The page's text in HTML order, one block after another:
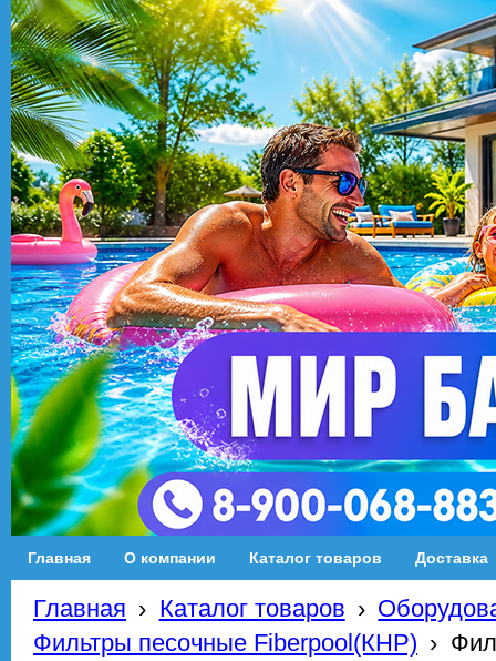
Главная О компании Каталог товаров Доставка
Главная › Каталог товаров ›
Фильтры песочные Fiberpool(КНР) ›